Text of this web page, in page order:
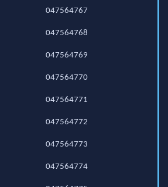
047564767
047564768
047564769
047564770
047564771
047564772
047564773
047564774